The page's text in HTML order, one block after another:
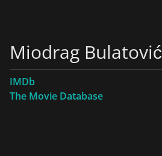
Miodrag Bulatović
IMDb
The Movie Database